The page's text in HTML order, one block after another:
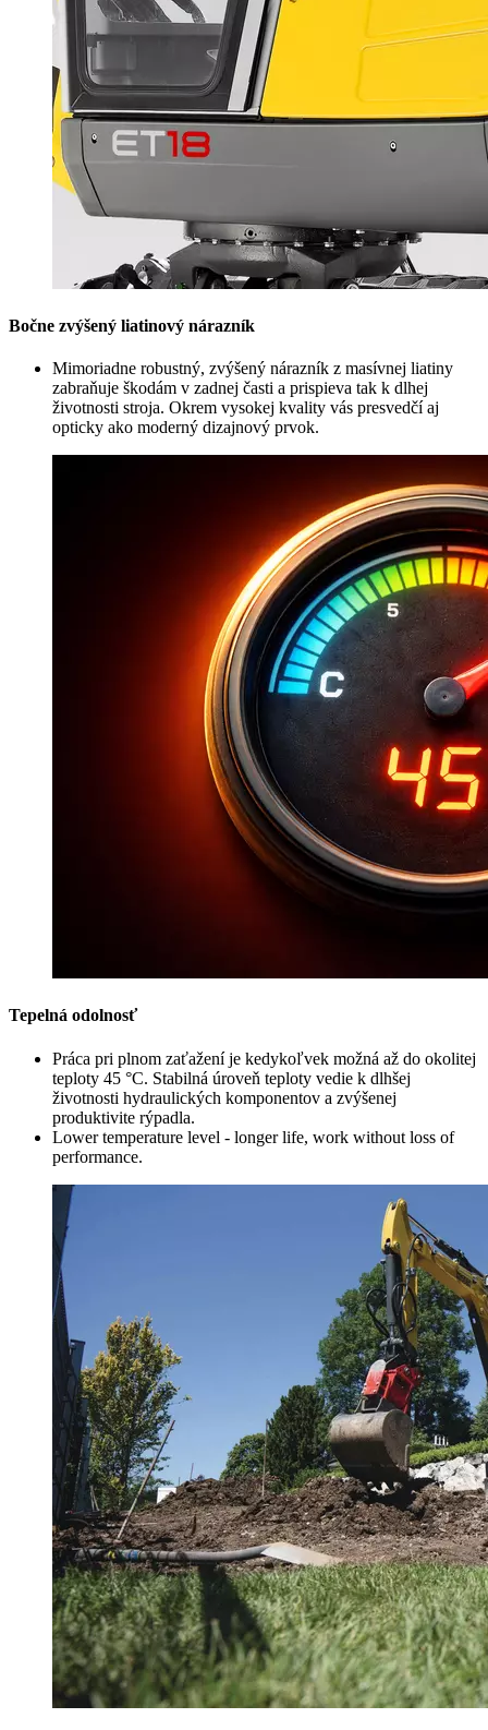
Bočne zvýšený liatinový nárazník
Mimoriadne robustný, zvýšený nárazník z masívnej liatiny
zabraňuje škodám v zadnej časti a prispieva tak k dlhej
životnosti stroja. Okrem vysokej kvality vás presvedčí aj
opticky ako moderný dizajnový prvok.
Tepelná odolnosť
Práca pri plnom zaťažení je kedykoľvek možná až do okolitej
teploty 45 °C. Stabilná úroveň teploty vedie k dlhšej
životnosti hydraulických komponentov a zvýšenej
produktivite rýpadla.
Lower temperature level - longer life, work without loss of
performance.